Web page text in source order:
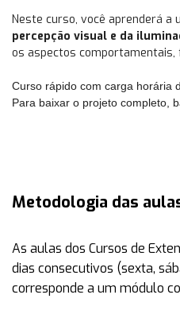
Neste curso, você aprenderá a
percepção visual e da
os aspectos comportamentais,
Curso rápido com carga horária
Para baixar o projeto completo,
Metodologia das
As aulas dos Cursos de
dias consecutivos (sexta,
corresponde a um módulo